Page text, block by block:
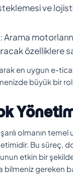
ve
: Arama
özelliklere
en uygun e-
büyük bir
olmanın temel
Bu süreç,
etkin bir
bilmeniz gereken